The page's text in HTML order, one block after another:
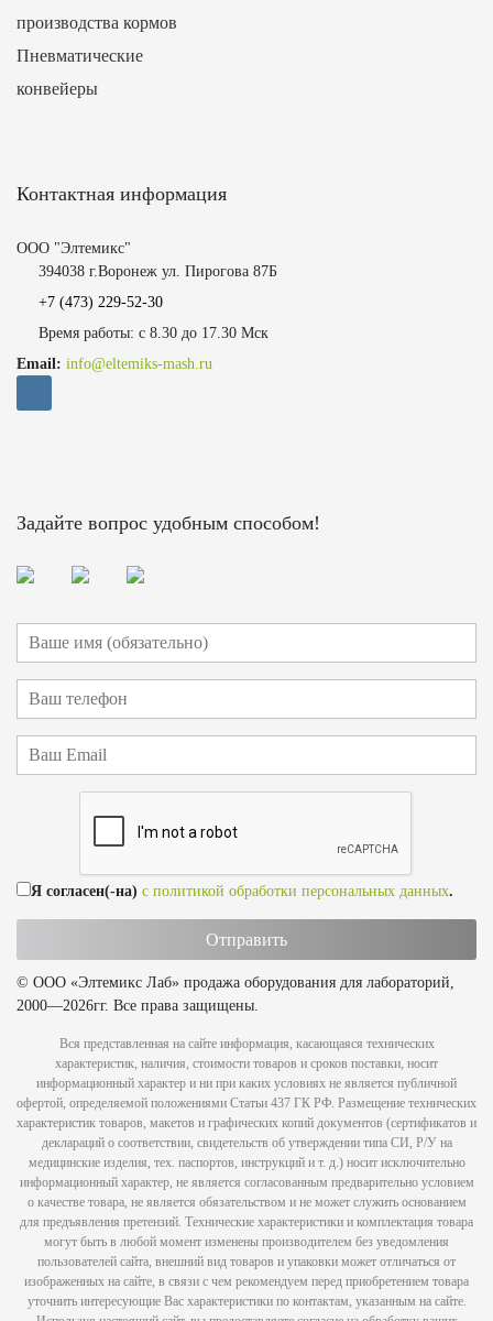
производства кормов
Пневматические
конвейеры
Контактная информация
ООО "Элтемикс"
394038 г.Воронеж ул. Пирогова 87Б
+7 (473) 229-52-30
Время работы: с 8.30 до 17.30 Мск
Email: info@eltemiks-mash.ru
Задайте вопрос удобным способом!
Я согласен(-на) с политикой обработки персональных данных.
© ООО «Элтемикс Лаб» продажа оборудования для лабораторий,
2000—2026гг. Все права защищены.
Вся представленная на сайте информация, касающаяся технических
характеристик, наличия, стоимости товаров и сроков поставки, носит
информационный характер и ни при каких условиях не является публичной
офертой, определяемой положениями Статьи 437 ГК РФ. Размещение технических
характеристик товаров, макетов и графических копий документов (сертификатов и
деклараций о соответствии, свидетельств об утверждении типа СИ, Р/У на
медицинские изделия, тех. паспортов, инструкций и т. д.) носит исключительно
информационный характер, не является согласованным предварительно условием
о качестве товара, не является обязательством и не может служить основанием
для предъявления претензий. Технические характеристики и комплектация товара
могут быть в любой момент изменены производителем без уведомления
пользователей сайта, внешний вид товаров и упаковки может отличаться от
изображенных на сайте, в связи с чем рекомендуем перед приобретением товара
уточнить интересующие Вас характеристики по контактам, указанным на сайте.